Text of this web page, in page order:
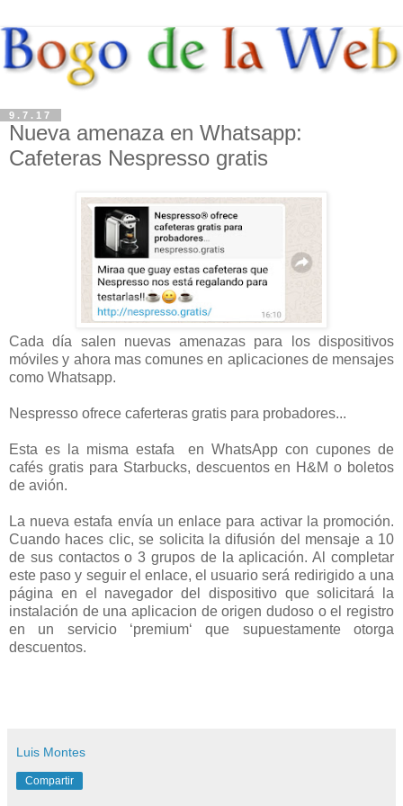
9.7.17
Nueva amenaza en Whatsapp:
Cafeteras Nespresso gratis
Cada día salen nuevas amenazas para los dispositivos
móviles y ahora mas comunes en aplicaciones de mensajes
como Whatsapp.
Nespresso ofrece caferteras gratis para probadores...
Esta es la misma estafa en WhatsApp con cupones de
cafés gratis para Starbucks, descuentos en H&M o boletos
de avión.
La nueva estafa envía un enlace para activar la promoción.
Cuando haces clic, se solicita la difusión del mensaje a 10
de sus contactos o 3 grupos de la aplicación. Al completar
este paso y seguir el enlace, el usuario será redirigido a una
página en el navegador del dispositivo que solicitará la
instalación de una aplicacion de origen dudoso o el registro
en un servicio ‘premium‘ que supuestamente otorga
descuentos.
Luis Montes
Compartir